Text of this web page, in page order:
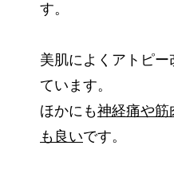
す。
美肌によくアトピ
ています。
ほかにも神経痛や筋
も良いです。